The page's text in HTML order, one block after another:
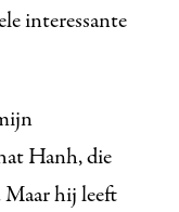
interessante
Hanh, die
Maar hij leeft